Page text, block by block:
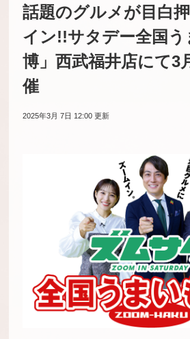
話題のグルメが目白
イン!!サタデー全国う
博」西武福井店にて3
催
2025年3月 7日 12:00 更新